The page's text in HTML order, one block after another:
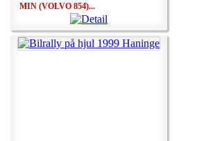
MIN (VOLVO 854)...